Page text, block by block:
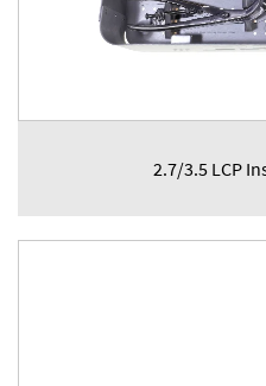
2.7/3.5 LCP